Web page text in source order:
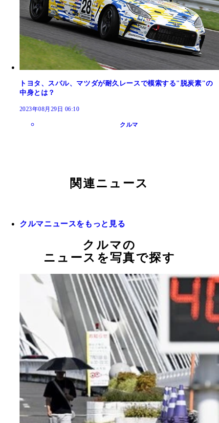
トヨタ、スバル、マツダが耐久レースで模索する"脱炭素"の
中身とは？
2023年08月29日 06:10
クルマ
関連ニュース
クルマニュースをもっと見る
クルマの
ニュースを写真で探す